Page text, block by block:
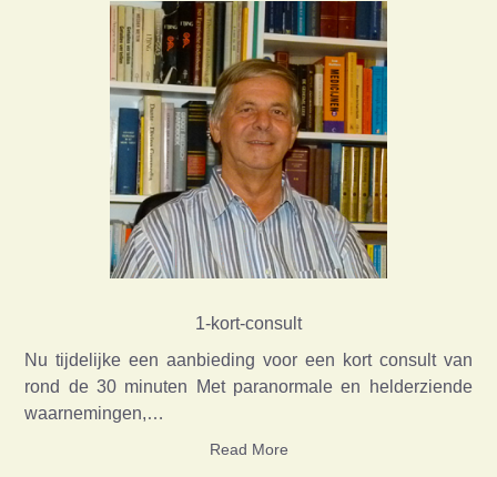
1-kort-consult
Nu tijdelijke een aanbieding voor een kort consult van
rond de 30 minuten Met paranormale en helderziende
waarnemingen,…
Read More